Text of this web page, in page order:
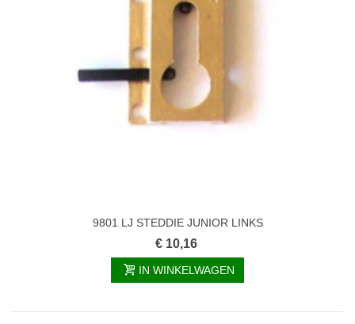
9801 LJ STEDDIE JUNIOR LINKS
€ 10,16
IN WINKELWAGEN